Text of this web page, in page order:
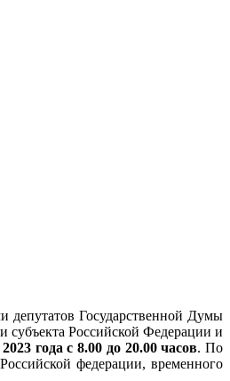
депутатов Государственной Думы
субъекта Российской Федерации и
года с 8.00 до 20.00 часов. По
федерации, временного